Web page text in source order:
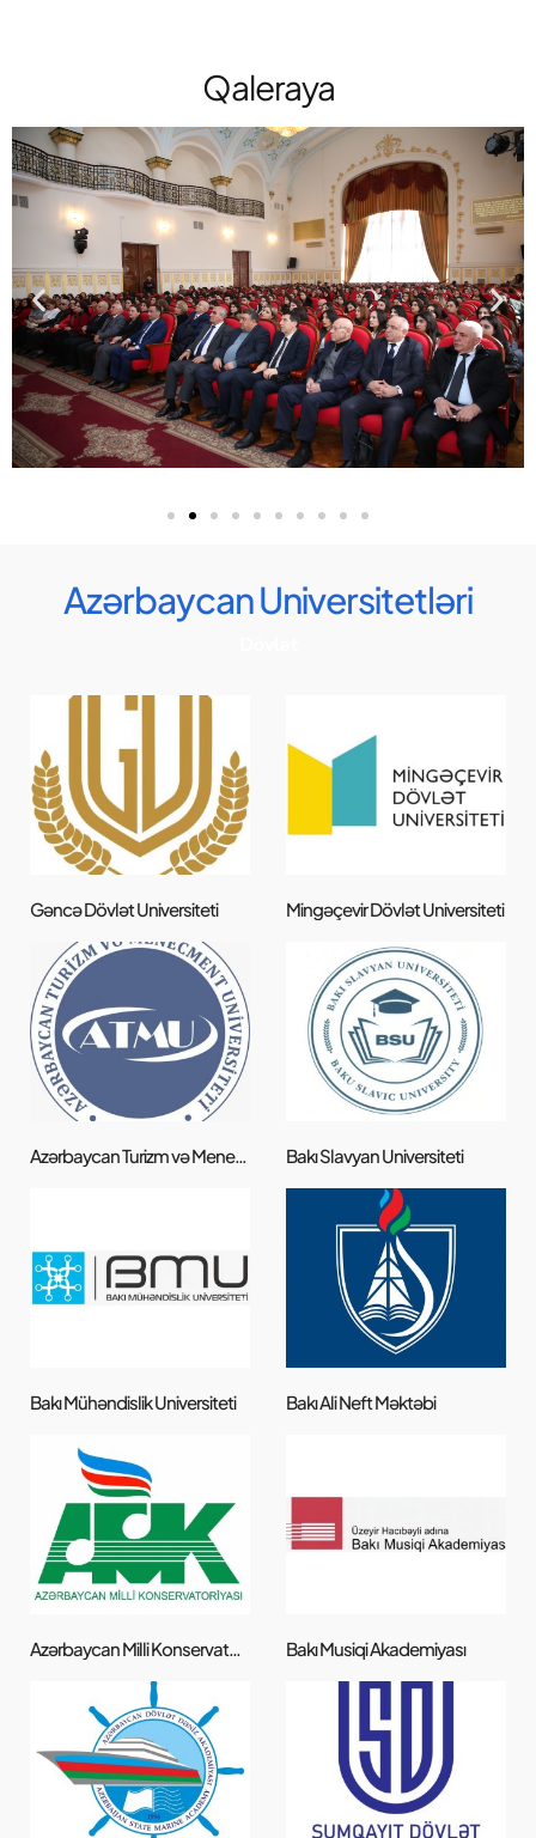
Qaleraya
Azərbaycan Universitetləri
Gəncə Dövlət Universiteti Mingəçevir Dövlət Universiteti
Azərbaycan Turizm və Menecment Universiteti Bakı Slavyan Universiteti
Bakı Mühəndislik Universiteti Bakı Ali Neft Məktəbi
Azərbaycan Milli Konservatoriyası Bakı Musiqi Akademiyası